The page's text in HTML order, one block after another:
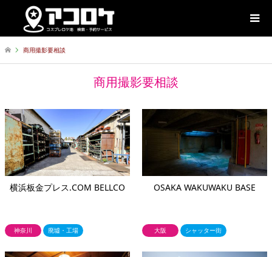
商用撮影要相談
商用撮影要相談
横浜板金プレス.COM BELLCO
神奈川 廃墟・工場
OSAKA WAKUWAKU BASE
大阪 シャッター街